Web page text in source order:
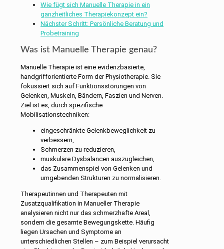
Wie fügt sich Manuelle Therapie in ein
ganzheitliches Therapiekonzept ein?
Nächster Schritt: Persönliche Beratung und
Probetraining
Was ist Manuelle Therapie genau?
Manuelle Therapie ist eine evidenzbasierte,
handgrifforientierte Form der Physiotherapie. Sie
fokussiert sich auf Funktionsstörungen von
Gelenken, Muskeln, Bändern, Faszien und Nerven.
Ziel ist es, durch spezifische
Mobilisationstechniken:
eingeschränkte Gelenkbeweglichkeit zu
verbessern,
Schmerzen zu reduzieren,
muskuläre Dysbalancen auszugleichen,
das Zusammenspiel von Gelenken und
umgebenden Strukturen zu normalisieren.
Therapeutinnen und Therapeuten mit
Zusatzqualifikation in Manueller Therapie
analysieren nicht nur das schmerzhafte Areal,
sondern die gesamte Bewegungskette. Häufig
liegen Ursachen und Symptome an
unterschiedlichen Stellen – zum Beispiel verursacht